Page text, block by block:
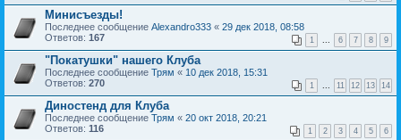
Минисъезды!
Последнее сообщение Alexandro333 « 29 дек 2018, 08:58
Ответов: 167 1 ... 6 7 8 9
"Покатушки" нашего Клуба
Последнее сообщение Трям « 10 дек 2018, 15:31
Ответов: 270 1 ... 11 12 13 14
Диностенд для Клуба
Последнее сообщение Трям « 20 окт 2018, 20:21
Ответов: 116 1 2 3 4 5 6